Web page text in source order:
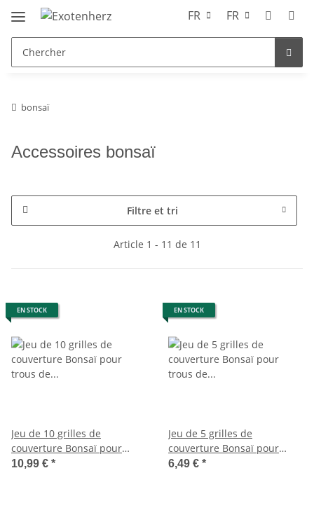
FR FR
bonsaï
Accessoires bonsaï
Filtre et tri
Article 1 - 11 de 11
EN STOCK
Jeu de 10 grilles de
couverture Bonsaï pour
trous de drainage,
10,99 € *
EN STOCK
Jeu de 5 grilles de
couverture Bonsaï pour
trous de drainage,
6,49 € *